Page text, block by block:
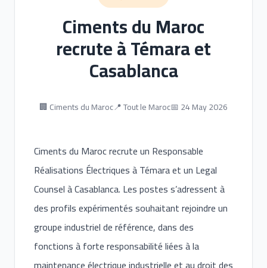
Ciments du Maroc
recrute à Témara et
Casablanca
🏢 Ciments du Maroc📍 Tout le Maroc📅 24 May 2026
Ciments du Maroc recrute un Responsable
Réalisations Électriques à Témara et un Legal
Counsel à Casablanca. Les postes s’adressent à
des profils expérimentés souhaitant rejoindre un
groupe industriel de référence, dans des
fonctions à forte responsabilité liées à la